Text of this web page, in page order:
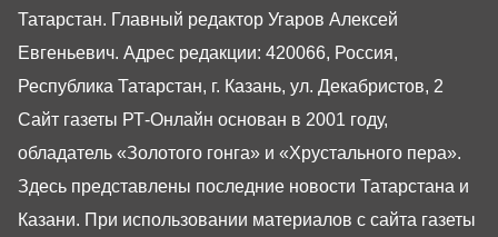
Татарстан. Главный редактор Угаров Алексей
Евгеньевич. Адрес редакции: 420066, Россия,
Республика Татарстан, г. Казань, ул. Декабристов, 2
Сайт газеты РТ-Онлайн основан в 2001 году,
обладатель «Золотого гонга» и «Хрустального пера».
Здесь представлены последние новости Татарстана и
Казани. При использовании материалов с сайта газеты